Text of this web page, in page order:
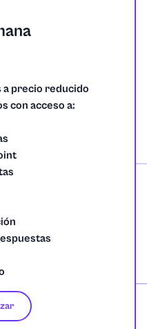
a precio reducido
con acceso a: